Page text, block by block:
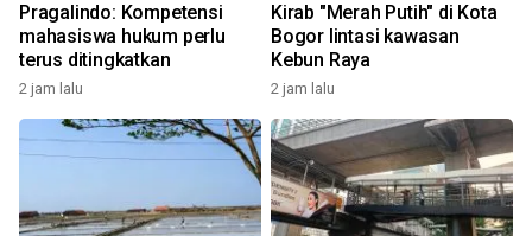
Pragalindo: Kompetensi
mahasiswa hukum perlu
terus ditingkatkan
2 jam lalu
Kirab "Merah Putih" di Kota
Bogor lintasi kawasan
Kebun Raya
2 jam lalu